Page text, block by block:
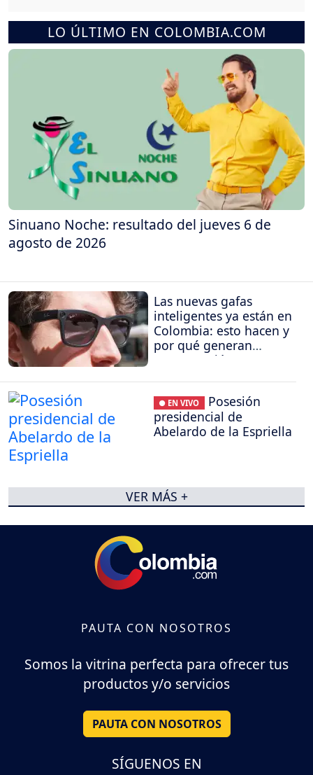
LO ÚLTIMO EN COLOMBIA.COM
Sinuano Noche: resultado del jueves 6 de
agosto de 2026
Las nuevas gafas
inteligentes ya están en
Colombia: esto hacen y
por qué generan
preocupación
● EN VIVO
Posesión
presidencial de
Abelardo de la Espriella
VER MÁS +
PAUTA CON NOSOTROS
Somos la vitrina perfecta para ofrecer tus
productos y/o servicios
PAUTA CON NOSOTROS
SÍGUENOS EN